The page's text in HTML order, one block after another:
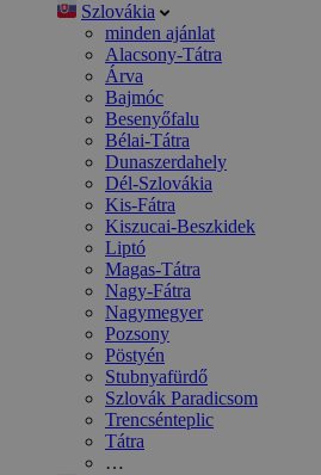
Szlovákia
minden ajánlat
Alacsony-Tátra
Árva
Bajmóc
Besenyőfalu
Bélai-Tátra
Dunaszerdahely
Dél-Szlovákia
Kis-Fátra
Kiszucai-Beszkidek
Liptó
Magas-Tátra
Nagy-Fátra
Nagymegyer
Pozsony
Pöstyén
Stubnyafürdő
Szlovák Paradicsom
Trencsénteplic
Tátra
…